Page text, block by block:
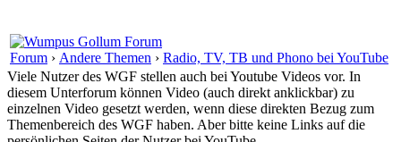
Forum › Andere Themen › Radio, TV, TB und Phono bei YouTube
Viele Nutzer des WGF stellen auch bei Youtube Videos vor. In
diesem Unterforum können Video (auch direkt anklickbar) zu
einzelnen Video gesetzt werden, wenn diese direkten Bezug zum
Themenbereich des WGF haben. Aber bitte keine Links auf die